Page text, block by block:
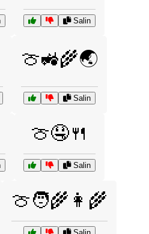
Salin
🍈🚜🌾🌏
Salin
🍈🤤🍴
Salin
🍈🧑‍🌾👩‍🌾